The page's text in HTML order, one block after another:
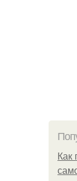
Как